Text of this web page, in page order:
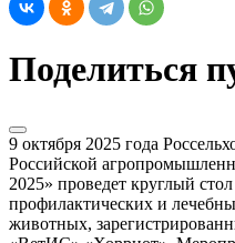
Поделиться
9 октября 2025 года
Российской
2025» проведет круглый
профилактических и
животных,